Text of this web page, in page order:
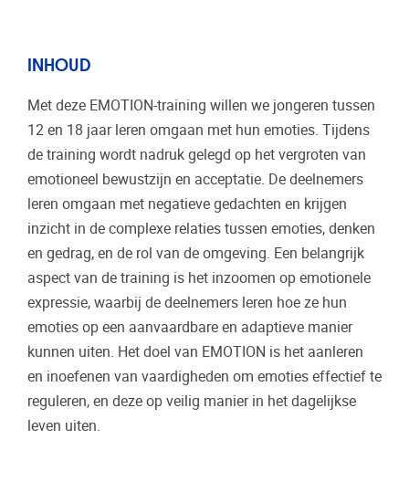
INHOUD
Met deze EMOTION-training willen we jongeren tussen
12 en 18 jaar leren omgaan met hun emoties. Tijdens
de training wordt nadruk gelegd op het vergroten van
emotioneel bewustzijn en acceptatie. De deelnemers
leren omgaan met negatieve gedachten en krijgen
inzicht in de complexe relaties tussen emoties, denken
en gedrag, en de rol van de omgeving. Een belangrijk
aspect van de training is het inzoomen op emotionele
expressie, waarbij de deelnemers leren hoe ze hun
emoties op een aanvaardbare en adaptieve manier
kunnen uiten. Het doel van EMOTION is het aanleren
en inoefenen van vaardigheden om emoties effectief te
reguleren, en deze op veilig manier in het dagelijkse
leven uiten.